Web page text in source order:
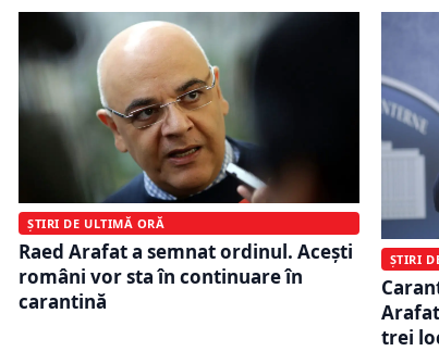
ȘTIRI DE ULTIMĂ ORĂ
Raed Arafat a semnat ordinul. Acești
români vor sta în continuare în
carantină
ȘTIRI
trei